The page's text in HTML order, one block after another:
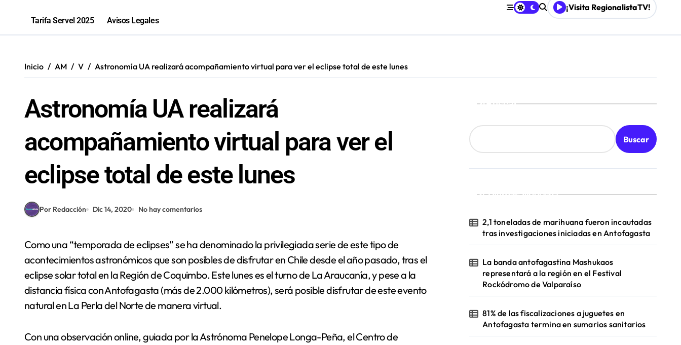
Tarifa Servel 2025 Avisos Legales
¡Visita RegionalistaTV!
Inicio AM V Astronomía UA realizará acompañamiento virtual para ver el eclipse total de este lunes
Astronomía UA realizará
acompañamiento virtual para ver el
eclipse total de este lunes
Por Redacción Dic 14, 2020 No hay comentarios
Como una “temporada de eclipses” se ha denominado la privilegiada serie de este tipo de
acontecimientos astronómicos que son posibles de disfrutar en Chile desde el año pasado, tras el
eclipse solar total en la Región de Coquimbo. Este lunes es el turno de La Araucanía, y pese a la
distancia física con Antofagasta (más de 2.000 kilómetros), será posible disfrutar de este evento
natural en La Perla del Norte de manera virtual.
Con una observación online, guiada por la Astrónoma Penelope Longa-Peña, el Centro de
Buscar
Buscar
¡Ultimas Noticias!
2,1 toneladas de marihuana fueron incautadas
tras investigaciones iniciadas en Antofagasta
La banda antofagastina Mashukaos
representará a la región en el Festival
Rockódromo de Valparaíso
81% de las fiscalizaciones a juguetes en
Antofagasta termina en sumarios sanitarios